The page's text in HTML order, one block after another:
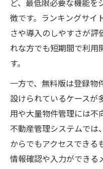
ど、最低限必要な機能を
徴です。ランキングサイ
さや導入のしやすさが評
れな方でも短期間で利用
す。
一方で、無料版は登録物
設けられているケースが
用や大量物件管理には不
不動産管理システムでは
からでもアクセスできる
情報確認や入力ができる